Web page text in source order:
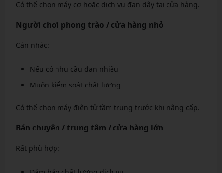
Có thể chọn máy cơ hoặc dịch vụ đan dây tại cửa hàng.
Người chơi phong trào / cửa hàng nhỏ
Cân nhắc:
Nếu có nhu cầu đan nhiều
Muốn kiểm soát chất lượng
Có thể chọn máy điện tử tầm trung trước khi nâng cấp.
Bán chuyên / trung tâm / cửa hàng lớn
Rất phù hợp: